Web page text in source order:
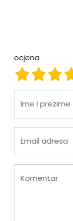
ocjena
ocjena 1
Ime i prezime
Email adresa
Komentar